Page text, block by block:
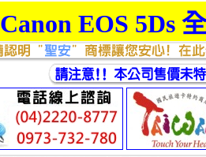
Canon EOS 5Ds